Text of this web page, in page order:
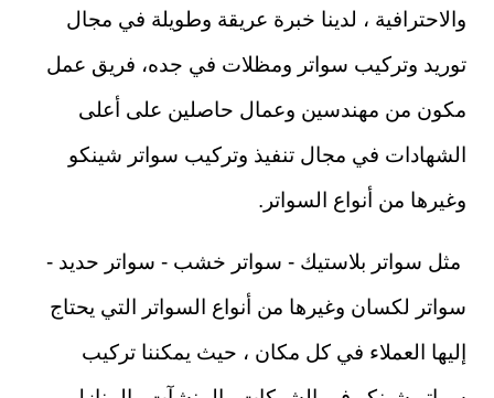
والاحترافية ، لدينا خبرة عريقة وطويلة في مجال
توريد وتركيب سواتر ومظلات في جده، فريق عمل
مكون من مهندسين وعمال حاصلين على أعلى
الشهادات في مجال تنفيذ وتركيب سواتر شينكو
وغيرها من أنواع السواتر.
مثل سواتر بلاستيك - سواتر خشب - سواتر حديد -
سواتر لكسان وغيرها من أنواع السواتر التي يحتاج
إليها العملاء في كل مكان ، حيث يمكننا تركيب